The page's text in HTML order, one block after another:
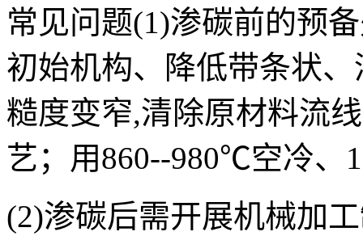
常见问题(1)渗碳前的预
初始机构、降低带条状
糙度变窄,清除原材料流
艺；用860--980℃空冷、
(2)渗碳后需开展机械加